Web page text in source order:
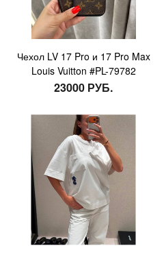
Чехол LV 17 Pro и 17 Pro Max
Louis Vuitton #PL-79782
23000 РУБ.